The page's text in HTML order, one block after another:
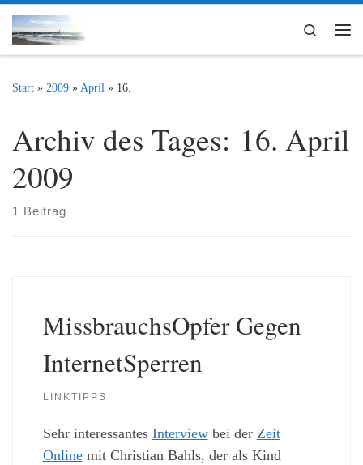
Zum Inhalt springen
Search
Start » 2009 » April » 16.
Archiv des Tages: 16. April
2009
1 Beitrag
MissbrauchsOpfer Gegen
InternetSperren
LINKTIPPS
Sehr interessantes Interviewbei der Zeit
Onlinemit Christian Bahls, der als Kind